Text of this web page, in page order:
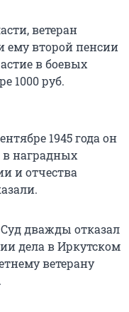
ветеран
ему второй пенсии
в боевых
1000 руб.
1945 года он
в наградных
и отчества
Суд дважды отказал
дела в Иркутском
ветерану